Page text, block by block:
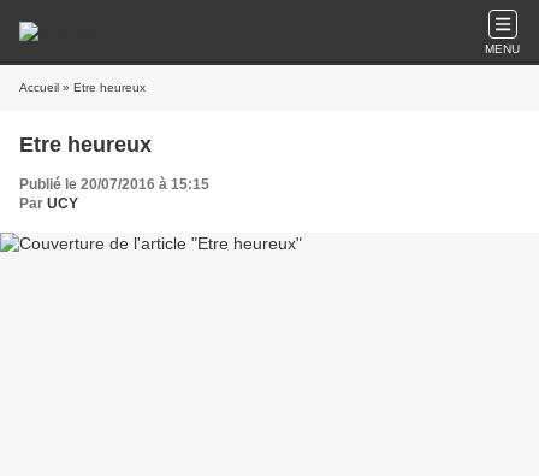
MENU
Accueil » Etre heureux
Etre heureux
Publié le 20/07/2016 à 15:15
Par UCY